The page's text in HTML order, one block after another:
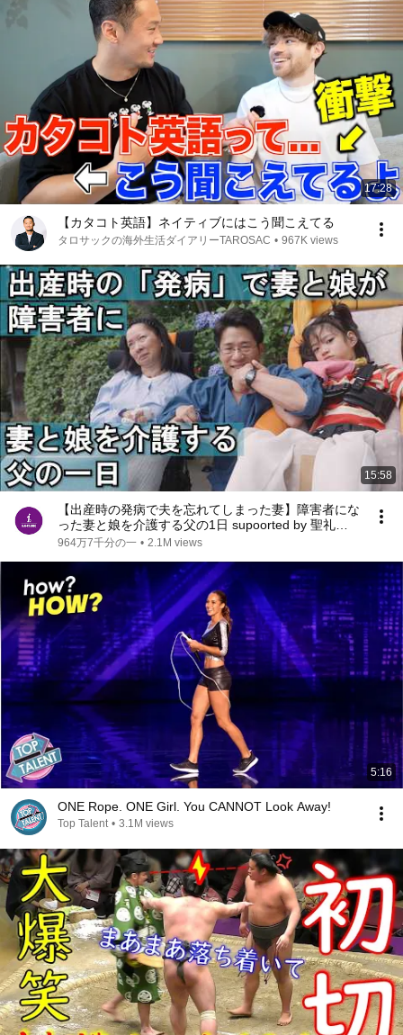
17:28
【カタコト英語】ネイティブにはこう聞こえてる
タロサックの海外生活ダイアリーTAROSAC • 967K views
15:58
【出産時の発病で夫を忘れてしまった妻】障害者にな
った妻と娘を介護する父の1日 supoorted by 聖礼会 #
聖礼会 #ジャパンバリアフリープロジェクト #共生
964万7千分の一 • 2.1M views
5:16
ONE Rope. ONE Girl. You CANNOT Look Away!
Top Talent • 3.1M views